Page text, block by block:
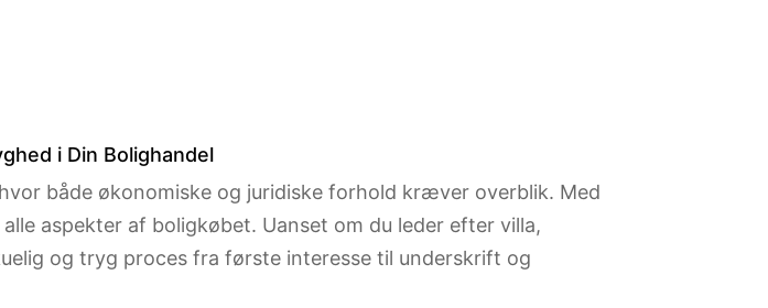
i Din Bolighandel
både økonomiske og juridiske forhold kræver overblik. Med
aspekter af boligkøbet. Uanset om du leder efter villa,
og tryg proces fra første interesse til underskrift og